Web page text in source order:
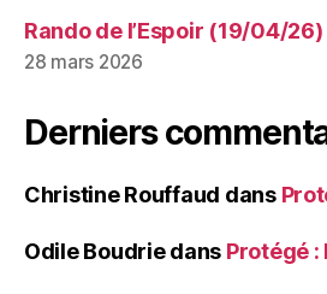
Rando de l’Espoir (19/04/26)
28 mars 2026
Derniers
Christine Rouffaud dans
Odile Boudriedans Protégé :